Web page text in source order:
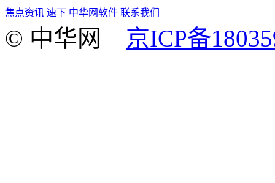
焦点资讯 速下 中华网软件 联系我们
© 中华网 京ICP备